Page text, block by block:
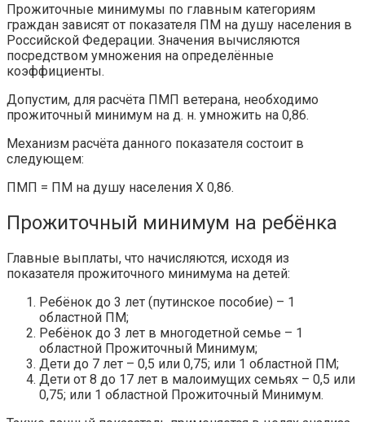
Прожиточные минимумы по главным категориям
граждан зависят от показателя ПМ на душу населения в
Российской Федерации. Значения вычисляются
посредством умножения на определённые
коэффициенты.
Допустим, для расчёта ПМП ветерана, необходимо
прожиточный минимум на д. н. умножить на 0,86.
Механизм расчёта данного показателя состоит в
следующем:
ПМП = ПМ на душу населения X 0,86.
Прожиточный минимум на ребёнка
Главные выплаты, что начисляются, исходя из
показателя прожиточного минимума на детей:
Ребёнок до 3 лет (путинское пособие) – 1
областной ПМ;
Ребёнок до 3 лет в многодетной семье – 1
областной Прожиточный Минимум;
Дети до 7 лет – 0,5 или 0,75; или 1 областной ПМ;
Дети от 8 до 17 лет в малоимущих семьях – 0,5 или
0,75; или 1 областной Прожиточный Минимум.